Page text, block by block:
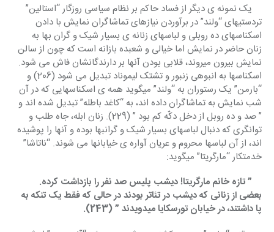
یک نمونه ی دیگر از فساد حاکم بر نظام سیاسی روزگار “استالین”
تردستیهای “ولند” در برآوردن نیازهای تماشاگران نمایش با دادن
اسکناسهای ده روبلی و لباسهای زنانه ی بسیار شیک و گران بها به
زنان حاضر در نمایش اما خیالی و شعبده بازانه است که چون از سالن
نمایش بیرون میروند، قلابی بودن آنها بر دارندگانشان فاش می شود.
اسکناسها به انبوهی زنبور و تشتک لیموناد تبدیل می شود (206) و
“بارمن” یک رستوران به “ولند” میگوید همه ی اسکناسهایی که در آن
شب نمایش به تماشاگران داده اند، به “کاغد باطله” تبدیل شده اند و
” صد و ده روبل از دخل دکّه کم بود ” (229). زنان ابله، جاه طلب و
توانگری که دنبال لباسهای بسیار شیک و گرانبها بوده و آنها را پوشیده
اند، از آن لباسها محروم و عریان آواره ی خیابانها می شوند. “ناتاشا”
خدمتکار “مارگریتا” میگوید:
” تازه خانم مارگریتا! دیشب پلیس صد نفر را بازداشت کرده.
بعضی از زنانی که دیشب در تئاتر بودند در حالی که فقط یک تنکه به
پا داشتند، در خیابان تورسکایا میدویدند ” (243).